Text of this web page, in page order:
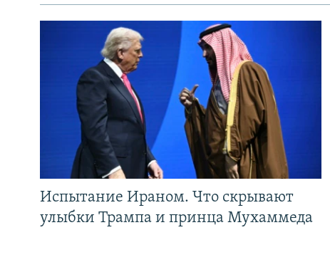
Испытание Ираном. Что скрывают
улыбки Трампа и принца Мухаммеда